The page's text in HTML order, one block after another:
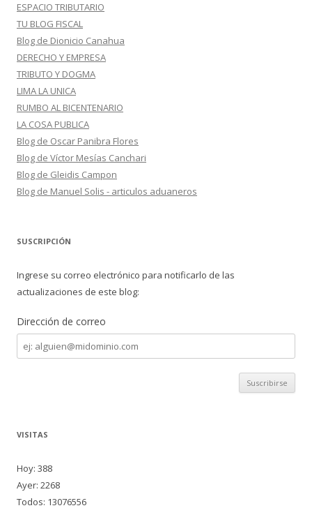
ESPACIO TRIBUTARIO
TU BLOG FISCAL
Blog de Dionicio Canahua
DERECHO Y EMPRESA
TRIBUTO Y DOGMA
LIMA LA UNICA
RUMBO AL BICENTENARIO
LA COSA PUBLICA
Blog de Oscar Panibra Flores
Blog de Víctor Mesías Canchari
Blog de Gleidis Campon
Blog de Manuel Solis - articulos aduaneros
SUSCRIPCIÓN
Ingrese su correo electrónico para notificarlo de las
actualizaciones de este blog:
Dirección de correo
Dirección
de
correo
VISITAS
Hoy: 388
Ayer: 2268
Todos: 13076556